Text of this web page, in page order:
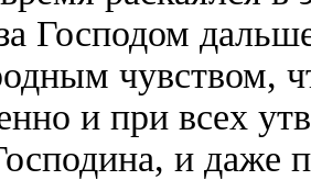
Господом
чувством,
и при всех
и даже